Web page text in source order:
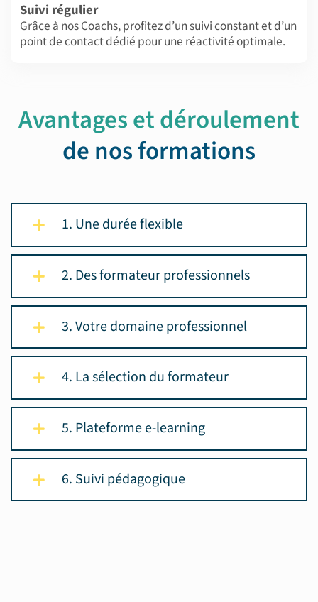
Suivi régulier
Grâce à nos Coachs, profitez d’un suivi constant et d’un
point de contact dédié pour une réactivité optimale.
Avantages et déroulement
de nos formations
1. Une durée flexible
2. Des formateur professionnels
3. Votre domaine professionnel
4. La sélection du formateur
5. Plateforme e-learning
6. Suivi pédagogique